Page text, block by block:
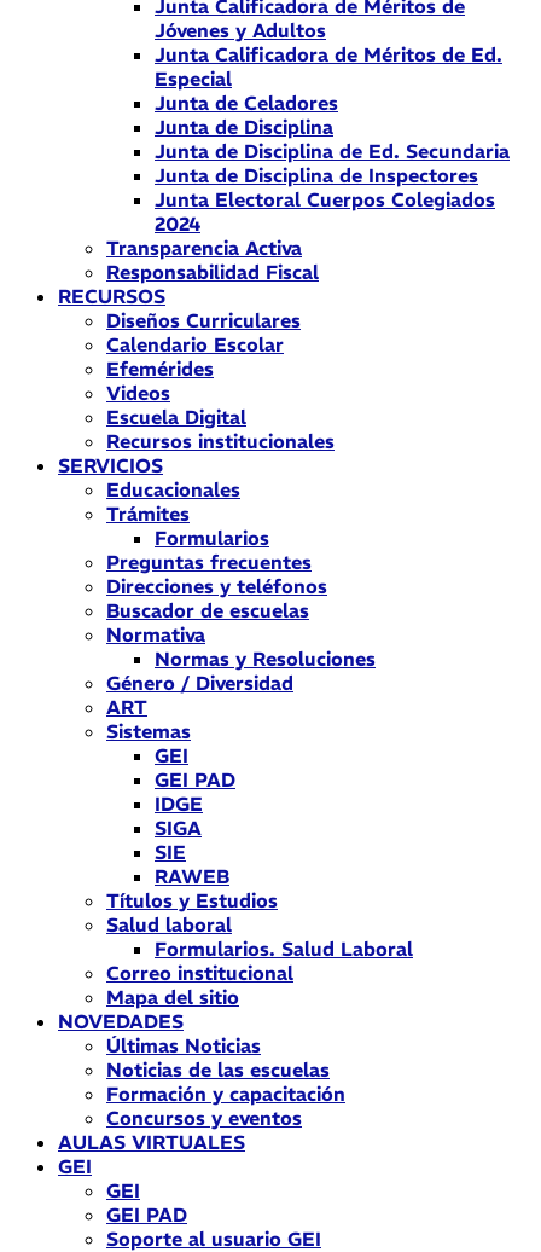
Junta Calificadora de Méritos de
Jóvenes y Adultos
Junta Calificadora de Méritos de Ed.
Especial
Junta de Celadores
Junta de Disciplina
Junta de Disciplina de Ed. Secundaria
Junta de Disciplina de Inspectores
Junta Electoral Cuerpos Colegiados
2024
Transparencia Activa
Responsabilidad Fiscal
RECURSOS
Diseños Curriculares
Calendario Escolar
Efemérides
Videos
Escuela Digital
Recursos institucionales
SERVICIOS
Educacionales
Trámites
Formularios
Preguntas frecuentes
Direcciones y teléfonos
Buscador de escuelas
Normativa
Normas y Resoluciones
Género / Diversidad
ART
Sistemas
GEI
GEI PAD
IDGE
SIGA
SIE
RAWEB
Títulos y Estudios
Salud laboral
Formularios. Salud Laboral
Correo institucional
Mapa del sitio
NOVEDADES
Últimas Noticias
Noticias de las escuelas
Formación y capacitación
Concursos y eventos
AULAS VIRTUALES
GEI
GEI
GEI PAD
Soporte al usuario GEI